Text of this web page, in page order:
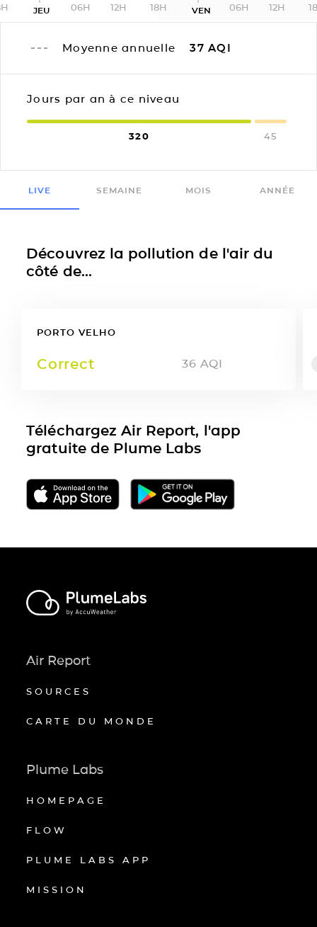
JEU 06H 12H 18H VEN 06H 12H
Moyenne annuelle 37 AQI
Jours par an à ce niveau
320 45
LIVE SEMAINE MOIS ANNÉE
Découvrez la pollution de l'air du
côté de...
PORTO VELHO
Correct 36 AQI
Téléchargez Air Report, l'app
gratuite de Plume Labs
Air Report
SOURCES
CARTE DU MONDE
Plume Labs
HOMEPAGE
FLOW
PLUME LABS APP
MISSION